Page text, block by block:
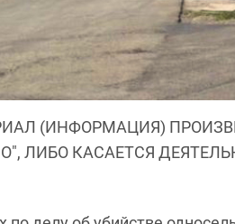
(ИНФОРМАЦИЯ)
ЛИБО КАСАЕТСЯ